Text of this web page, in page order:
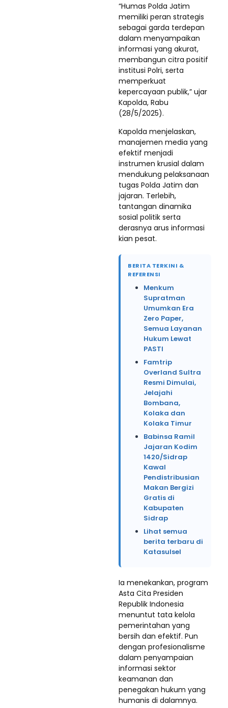
“Humas Polda Jatim
memiliki peran strategis
sebagai garda terdepan
dalam menyampaikan
informasi yang akurat,
membangun citra positif
institusi Polri, serta
memperkuat
kepercayaan publik,” ujar
Kapolda, Rabu
(28/5/2025).
Kapolda menjelaskan,
manajemen media yang
efektif menjadi
instrumen krusial dalam
mendukung pelaksanaan
tugas Polda Jatim dan
jajaran. Terlebih,
tantangan dinamika
sosial politik serta
derasnya arus informasi
kian pesat.
BERITA TERKINI &
REFERENSI
Menkum
Supratman
Umumkan Era
Zero Paper,
Semua Layanan
Hukum Lewat
PASTI
Famtrip
Overland Sultra
Resmi Dimulai,
Jelajahi
Bombana,
Kolaka dan
Kolaka Timur
Babinsa Ramil
Jajaran Kodim
1420/Sidrap
Kawal
Pendistribusian
Makan Bergizi
Gratis di
Kabupaten
Sidrap
Lihat semua
berita terbaru di
Katasulsel
Ia menekankan, program
Asta Cita Presiden
Republik Indonesia
menuntut tata kelola
pemerintahan yang
bersih dan efektif. Pun
dengan profesionalisme
dalam penyampaian
informasi sektor
keamanan dan
penegakan hukum yang
humanis di dalamnya.